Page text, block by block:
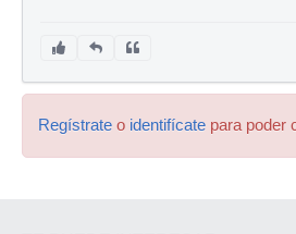
Regístrate o identifícate para poder